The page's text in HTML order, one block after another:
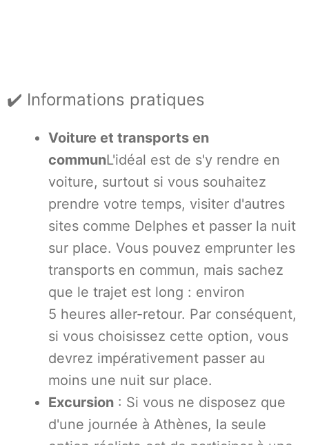
✔️ Informations pratiques
Voiture et transports en
communL'idéal est de s'y rendre en
voiture, surtout si vous souhaitez
prendre votre temps, visiter d'autres
sites comme Delphes et passer la nuit
sur place. Vous pouvez emprunter les
transports en commun, mais sachez
que le trajet est long : environ
5 heures aller-retour. Par conséquent,
si vous choisissez cette option, vous
devrez impérativement passer au
moins une nuit sur place.
Excursion : Si vous ne disposez que
d'une journée à Athènes, la seule